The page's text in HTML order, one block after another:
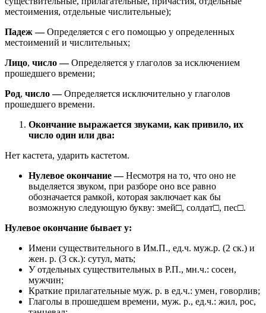
местоимения, отдельные числительные);
Падеж —Определяется с его помощью у определенных
местоимений и числительных;
Лицо, число —Определяется у глаголов за исключением
прошедшего времени;
Род, число —Определяется исключительно у глаголов
прошедшего времени.
Окончание выражается звуками, как привило, их
число один или два:
Нет кастета, ударить кастетом.
Нулевое окончание —Несмотря на то, что оно не
выделяется звуком, при разборе оно все равно
обозначается рамкой, которая заключает как бы
возможную следующую букву: змей□, солдат□, пес□.
Нулевое окончание бывает у:
Имени существительного в Им.П., ед.ч. муж.р. (2 ск.) и
жен. р. (3 ск.): сутул, мать;
У отдельных существительных в Р.П., мн.ч.: сосен,
мужчин;
Краткие прилагательные муж. р. в ед.ч.: умен, говорлив;
Глаголы в прошедшем времени, муж. р., ед.ч.: жил, рос,